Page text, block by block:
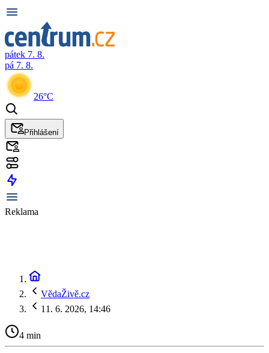
pátek 7. 8.
pá 7. 8.
26°C
Přihlášení
Reklama
VědaŽivě.cz
11. 6. 2026, 14:46
4 min